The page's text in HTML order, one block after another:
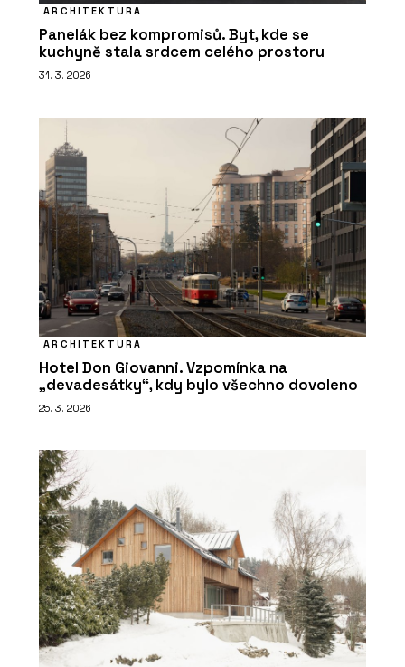
ARCHITEKTURA
Panelák bez kompromisů. Byt, kde se
kuchyně stala srdcem celého prostoru
31. 3. 2026
ARCHITEKTURA
Hotel Don Giovanni. Vzpomínka na
„devadesátky“, kdy bylo všechno dovoleno
25. 3. 2026